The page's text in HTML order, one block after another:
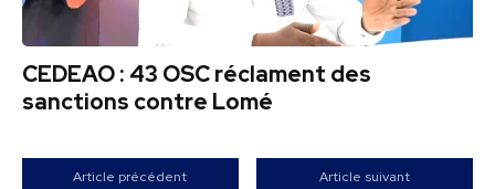
CEDEAO : 43 OSC réclament des
sanctions contre Lomé
Article précédent Article suivant